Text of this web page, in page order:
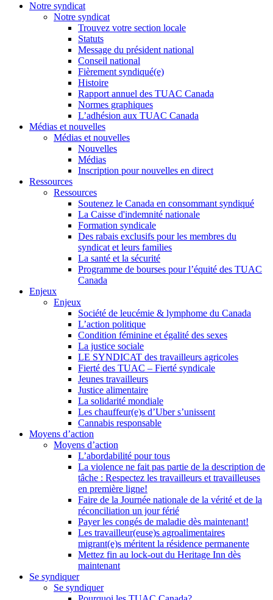
Notre syndicat
Notre syndicat
Trouvez votre section locale
Statuts
Message du président national
Conseil national
Fièrement syndiqué(e)
Histoire
Rapport annuel des TUAC Canada
Normes graphiques
L’adhésion aux TUAC Canada
Médias et nouvelles
Médias et nouvelles
Nouvelles
Médias
Inscription pour nouvelles en direct
Ressources
Ressources
Soutenez le Canada en consommant syndiqué
La Caisse d'indemnité nationale
Formation syndicale
Des rabais exclusifs pour les membres du
syndicat et leurs families
La santé et la sécurité
Programme de bourses pour l’équité des TUAC
Canada
Enjeux
Enjeux
Société de leucémie & lymphome du Canada
L’action politique
Condition féminine et égalité des sexes
La justice sociale
LE SYNDICAT des travailleurs agricoles
Fierté des TUAC – Fierté syndicale
Jeunes travailleurs
Justice alimentaire
La solidarité mondiale
Les chauffeur(e)s d’Uber s’unissent
Cannabis responsable
Moyens d’action
Moyens d’action
L’abordabilité pour tous
La violence ne fait pas partie de la description de
tâche : Respectez les travailleurs et travailleuses
en première ligne!
Faire de la Journée nationale de la vérité et de la
réconciliation un jour férié
Payer les congés de maladie dès maintenant!
Les travailleur(euse)s agroalimentaires
migrant(e)s méritent la résidence permanente
Mettez fin au lock-out du Heritage Inn dès
maintenant
Se syndiquer
Se syndiquer